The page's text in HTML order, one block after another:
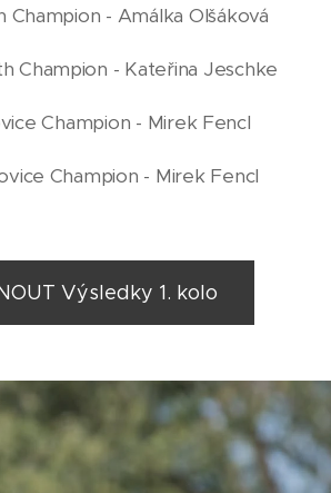
Champion - Amálka Olšáková
Champion - Kateřina Jeschke
Champion - Mirek Fencl
Champion - Mirek Fencl
Výsledky 1. kolo